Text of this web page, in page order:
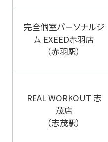
完全個室パーソナルジ
ム EXEED赤羽店
（赤羽駅）
REAL WORKOUT 志
茂店
（志茂駅）